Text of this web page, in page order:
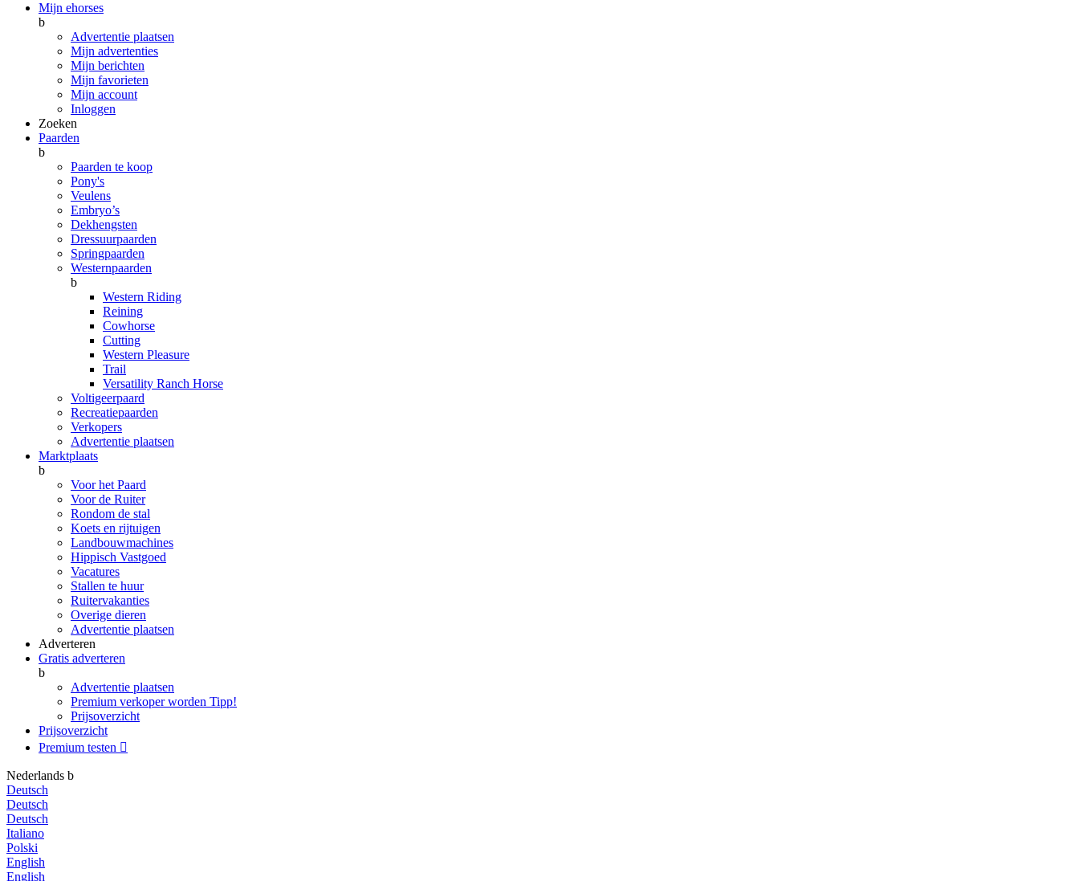
Mijn ehorses
b
Advertentie plaatsen
Mijn advertenties
Mijn berichten
Mijn favorieten
Mijn account
Inloggen
Zoeken
Paarden
b
Paarden te koop
Pony's
Veulens
Embryo’s
Dekhengsten
Dressuurpaarden
Springpaarden
Westernpaarden
b
Western Riding
Reining
Cowhorse
Cutting
Western Pleasure
Trail
Versatility Ranch Horse
Voltigeerpaard
Recreatiepaarden
Verkopers
Advertentie plaatsen
Marktplaats
b
Voor het Paard
Voor de Ruiter
Rondom de stal
Koets en rijtuigen
Landbouwmachines
Hippisch Vastgoed
Vacatures
Stallen te huur
Ruitervakanties
Overige dieren
Advertentie plaatsen
Adverteren
Gratis adverteren
b
Advertentie plaatsen
Premium verkoper worden Tipp!
Prijsoverzicht
Prijsoverzicht
Premium testen 
Nederlands b
Deutsch
Deutsch
Deutsch
Italiano
Polski
English
English